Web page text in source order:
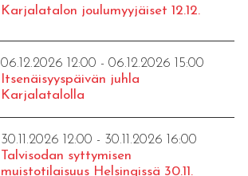
Karjalatalon joulumyyjäiset 12.12.
06.12.2026 12:00 - 06.12.2026 15:00
Itsenäisyyspäivän juhla
Karjalatalolla
30.11.2026 12:00 - 30.11.2026 16:00
Talvisodan syttymisen
muistotilaisuus Helsingissä 30.11.